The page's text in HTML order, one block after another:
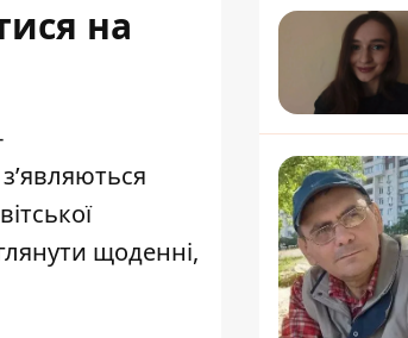
на
щоденні,